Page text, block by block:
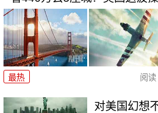
最热 阅读
对美国幻想